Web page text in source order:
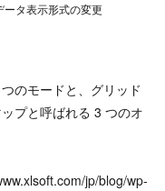
ータ表示形式の変更
のモードと、グリッド
プと呼ばれる 3 つのオ
jp/blog/wp-